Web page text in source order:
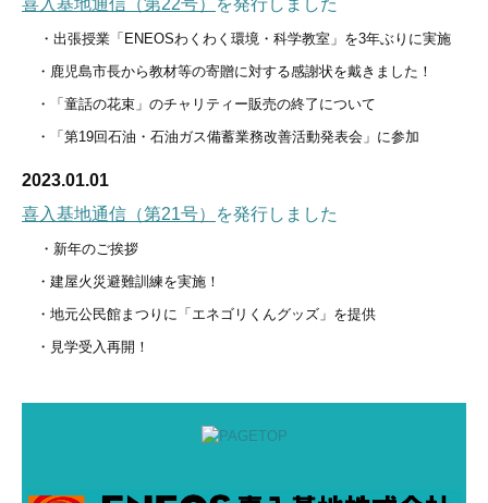
喜入基地通信（第22号）
を発行しました
・出張授業「ENEOSわくわく環境・科学教室」を3年ぶりに実施
・鹿児島市長から教材等の寄贈に対する感謝状を戴きました！
・「童話の花束」のチャリティー販売の終了について
・「第19回石油・石油ガス備蓄業務改善活動発表会」に参加
2023.01.01
喜入基地通信（第21号） を発行しました
・新年のご挨拶
・建屋火災避難訓練を実施！
・地元公民館まつりに「エネゴリくんグッズ」を提供
・見学受入再開！